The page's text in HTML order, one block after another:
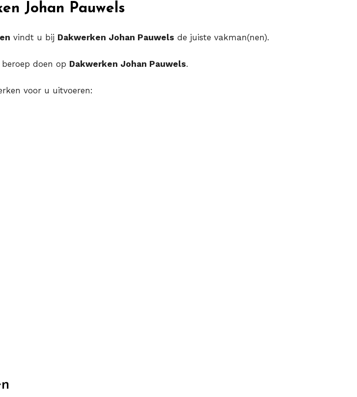
Johan Pauwels
vindt u bij Dakwerken Johan Pauwels de juiste vakman(nen).
doen op Dakwerken Johan Pauwels.
voor u uitvoeren: